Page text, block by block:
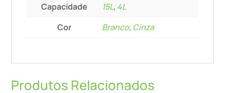
Capacidade
15L, 4L
Cor
Branco, Cinza
Produtos Relacionados